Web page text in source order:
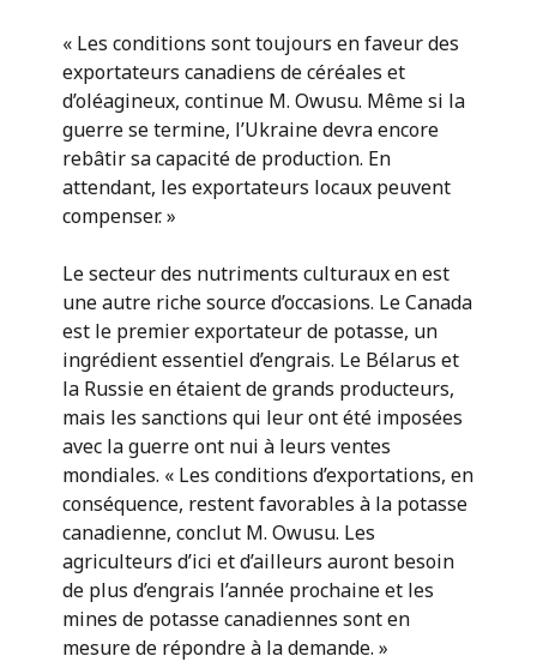
« Les conditions sont toujours en faveur des
exportateurs canadiens de céréales et
d’oléagineux, continue M. Owusu. Même si la
guerre se termine, l’Ukraine devra encore
rebâtir sa capacité de production. En
attendant, les exportateurs locaux peuvent
compenser. »
Le secteur des nutriments culturaux en est
une autre riche source d’occasions. Le Canada
est le premier exportateur de potasse, un
ingrédient essentiel d’engrais. Le Bélarus et
la Russie en étaient de grands producteurs,
mais les sanctions qui leur ont été imposées
avec la guerre ont nui à leurs ventes
mondiales. « Les conditions d’exportations, en
conséquence, restent favorables à la potasse
canadienne, conclut M. Owusu. Les
agriculteurs d’ici et d’ailleurs auront besoin
de plus d’engrais l’année prochaine et les
mines de potasse canadiennes sont en
mesure de répondre à la demande. »